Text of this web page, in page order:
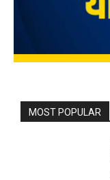
MOST POPULAR